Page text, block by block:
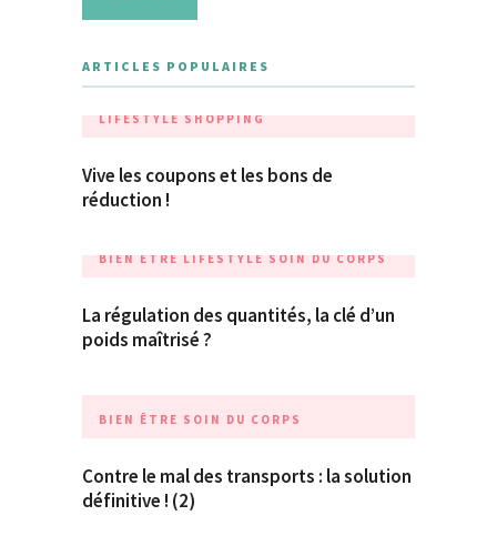
ARTICLES POPULAIRES
LIFESTYLE SHOPPING
Vive les coupons et les bons de
réduction !
BIEN ÊTRE LIFESTYLE SOIN DU CORPS
La régulation des quantités, la clé d’un
poids maîtrisé ?
BIEN ÊTRE SOIN DU CORPS
Contre le mal des transports : la solution
définitive ! (2)